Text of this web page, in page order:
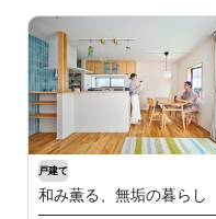
戸建て
和み薫る、無垢の暮らし